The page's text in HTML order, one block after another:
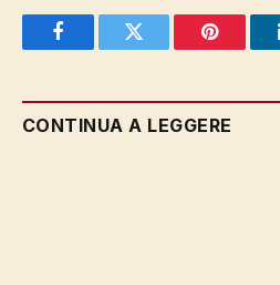
FacebookTwitter Pinterest
CONTINUA A LEGGERE